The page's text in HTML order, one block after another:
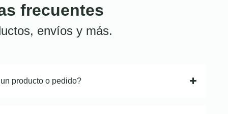
frecuentes
envíos y más.
producto o pedido?